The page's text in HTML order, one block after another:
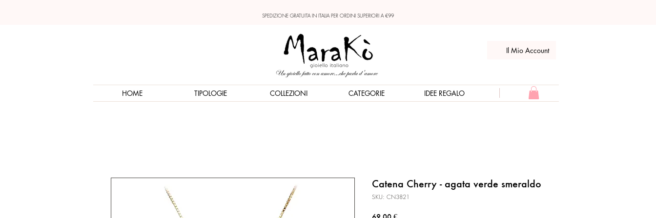
SPEDIZIONE GRATUITA IN ITALIA PER ORDINI SUPERIORI A €99
Il Mio Account
HOME TIPOLOGIE COLLEZIONI CATEGORIE IDEE REGALO
Catena Cherry - agata verde smeraldo
SKU: CN3821